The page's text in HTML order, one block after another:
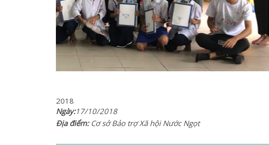
2018
Ngày:17/10/2018
Địa điểm:Cơ sở Bảo trợ Xã hội Nước Ngọt